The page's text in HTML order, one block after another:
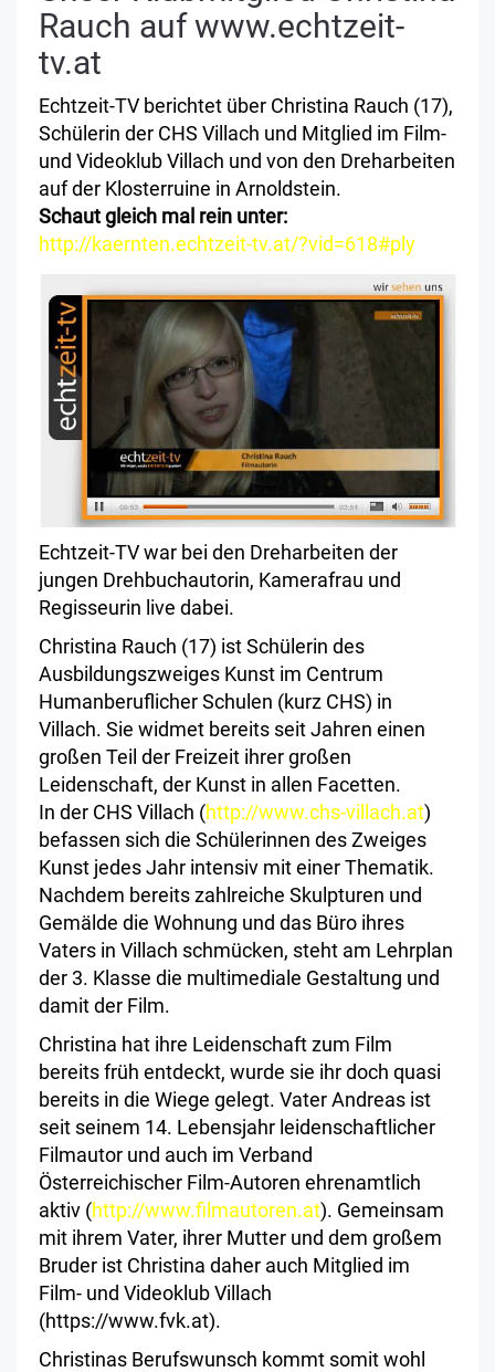
Rauch auf www.echtzeit-
tv.at
Echtzeit-TV berichtet über Christina Rauch (17),
Schülerin der CHS Villach und Mitglied im Film-
und Videoklub Villach und von den Dreharbeiten
auf der Klosterruine in Arnoldstein.
Schaut gleich mal rein unter:
http://kaernten.echtzeit-tv.at/?vid=618#ply
Echtzeit-TV war bei den Dreharbeiten der
jungen Drehbuchautorin, Kamerafrau und
Regisseurin live dabei.
Christina Rauch (17) ist Schülerin des
Ausbildungszweiges Kunst im Centrum
Humanberuflicher Schulen (kurz CHS) in
Villach. Sie widmet bereits seit Jahren einen
großen Teil der Freizeit ihrer großen
Leidenschaft, der Kunst in allen Facetten.
In der CHS Villach (http://www.chs-villach.at)
befassen sich die Schülerinnen des Zweiges
Kunst jedes Jahr intensiv mit einer Thematik.
Nachdem bereits zahlreiche Skulpturen und
Gemälde die Wohnung und das Büro ihres
Vaters in Villach schmücken, steht am Lehrplan
der 3. Klasse die multimediale Gestaltung und
damit der Film.
Christina hat ihre Leidenschaft zum Film
bereits früh entdeckt, wurde sie ihr doch quasi
bereits in die Wiege gelegt. Vater Andreas ist
seit seinem 14. Lebensjahr leidenschaftlicher
Filmautor und auch im Verband
Österreichischer Film-Autoren ehrenamtlich
aktiv (http://www.filmautoren.at). Gemeinsam
mit ihrem Vater, ihrer Mutter und dem großem
Bruder ist Christina daher auch Mitglied im
Film- und Videoklub Villach
(https://www.fvk.at).
Christinas Berufswunsch kommt somit wohl